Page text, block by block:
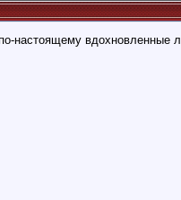
настоящему вдохновленные